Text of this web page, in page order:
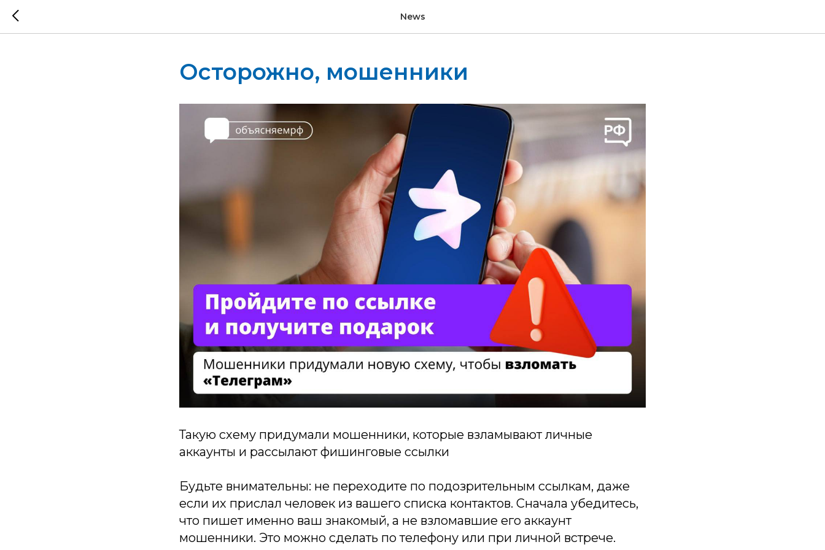
News
Осторожно, мошенники
Такую схему придумали мошенники, которые взламывают личные
аккаунты и рассылают фишинговые ссылки
Будьте внимательны: не переходите по подозрительным ссылкам, даже
если их прислал человек из вашего списка контактов. Сначала убедитесь,
что пишет именно ваш знакомый, а не взломавшие его аккаунт
мошенники. Это можно сделать по телефону или при личной встрече.